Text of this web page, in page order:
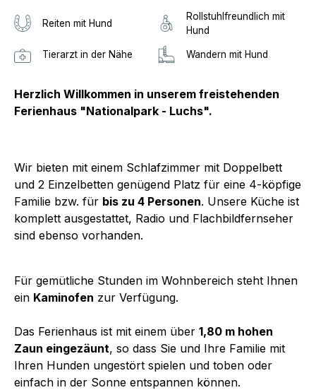
Reiten mit Hund
Rollstuhlfreundlich mit
Hund
Tierarzt in der Nähe Wandern mit Hund
Herzlich Willkommen in unserem freistehenden
Ferienhaus "Nationalpark - Luchs".
Wir bieten mit einem Schlafzimmer mit Doppelbett
und 2 Einzelbetten genügend Platz für eine 4-köpfige
Familie bzw. für bis zu 4 Personen. Unsere Küche ist
komplett ausgestattet, Radio und Flachbildfernseher
sind ebenso vorhanden.
Für gemütliche Stunden im Wohnbereich steht Ihnen
ein Kaminofen zur Verfügung.
Das Ferienhaus ist mit einem über 1,80 m hohen
Zaun eingezäunt, so dass Sie und Ihre Familie mit
Ihren Hunden ungestört spielen und toben oder
einfach in der Sonne entspannen können.